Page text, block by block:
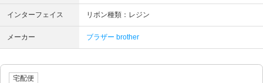
インターフェイス リボン種類：レジン
メーカー ブラザー brother
宅配便